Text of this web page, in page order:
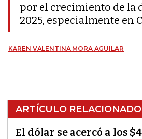
por el crecimiento de la
2025, especialmente en
KAREN VALENTINA MORA AGUILAR
ARTÍCULO RELACIONADO
El dólar se acercó a los